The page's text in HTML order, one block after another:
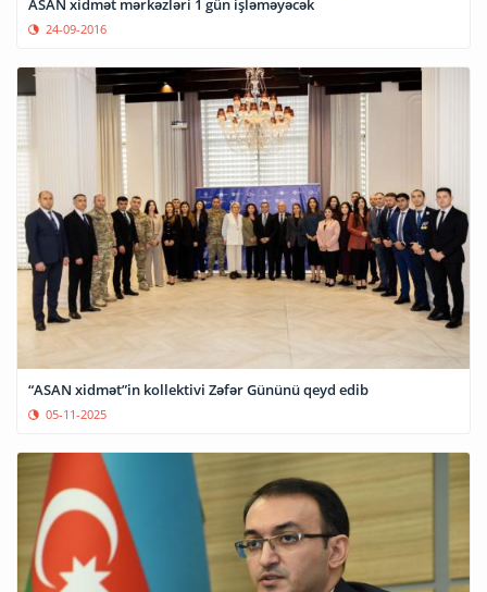
ASAN xidmət mərkəzləri 1 gün işləməyəcək
24-09-2016
“ASAN xidmət”in kollektivi Zəfər Gününü qeyd edib
05-11-2025